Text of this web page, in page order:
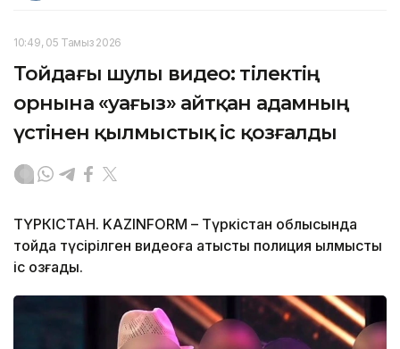
10:49, 05 Тамыз 2026
Тойдағы шулы видео: тілектің
орнына «уағыз» айтқан адамның
үстінен қылмыстық іс қозғалды
ТҮРКІСТАН. KAZINFORM – Түркістан облысында
тойда түсірілген видеоға қатысты полиция қылмыстық
іс қозғады.